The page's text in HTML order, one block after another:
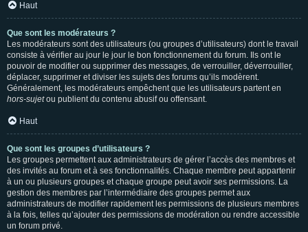
Haut
Que sont les modérateurs ?
Les modérateurs sont des utilisateurs (ou groupes d’utilisateurs) dont le travail
consiste à vérifier au jour le jour le bon fonctionnement du forum. Ils ont le
pouvoir de modifier ou supprimer des messages, de verrouiller, déverrouiller,
déplacer, supprimer et diviser les sujets des forums qu’ils modèrent.
Généralement, les modérateurs empêchent que les utilisateurs partent en
hors-sujetou publient du contenu abusif ou offensant.
Haut
Que sont les groupes d’utilisateurs ?
Les groupes permettent aux administrateurs de gérer l’accès des membres et
des invités au forum et à ses fonctionnalités. Chaque membre peut appartenir
à un ou plusieurs groupes et chaque groupe peut avoir ses permissions. La
gestion des membres par l’intermédiaire des groupes permet aux
administrateurs de modifier rapidement les permissions de plusieurs membres
à la fois, telles qu’ajouter des permissions de modération ou rendre accessible
un forum privé.